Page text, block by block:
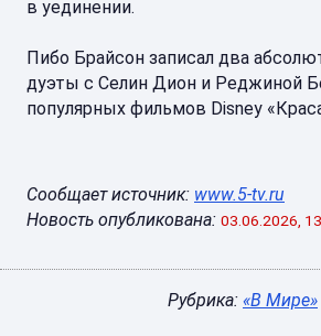
в уединении.
Пибо Брайсон записал два
дуэты с Селин Дион и Реджиной
популярных фильмов Disney
Сообщает источник: www.5-tv.ru
Новость опубликована: 03.06.2026,
Рубрика: «В Мире»